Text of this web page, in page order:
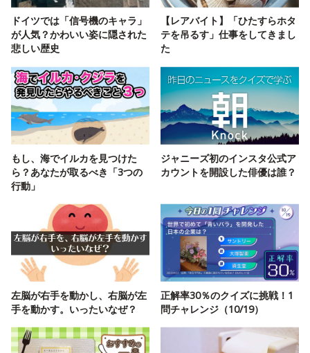
ドイツでは「信号機のキャラ」
が人気？かわいい姿に隠された
悲しい歴史
【レアバイト】「ひたすらホタ
テを吊るす」仕事をしてきまし
た
もし、海でイルカを見つけた
ら？あなたが取るべき「3つの
行動」
ジャニーズ初のインスタ公式ア
カウントを開設した俳優は誰？
左脳が右手を動かし、右脳が左
手を動かす。いったいなぜ？
正解率30％のクイズに挑戦！1
問チャレンジ（10/19）